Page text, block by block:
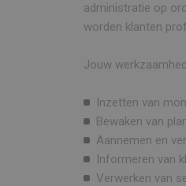
administratie op
worden klanten
Jouw
Inzetten van
Bewaken van
Aannemen en
Informeren van
Verwerken van